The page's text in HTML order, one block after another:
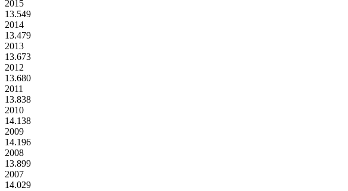
2015
13.549
2014
13.479
2013
13.673
2012
13.680
2011
13.838
2010
14.138
2009
14.196
2008
13.899
2007
14.029